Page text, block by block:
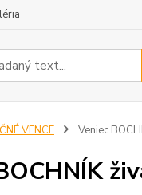
VENCE Veniec